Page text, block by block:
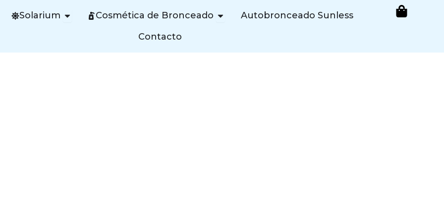
Solarium Open SolariumCosmética de Bronceado Open Cosmética de Bronceado
Autobronceado Sunless
Contacto